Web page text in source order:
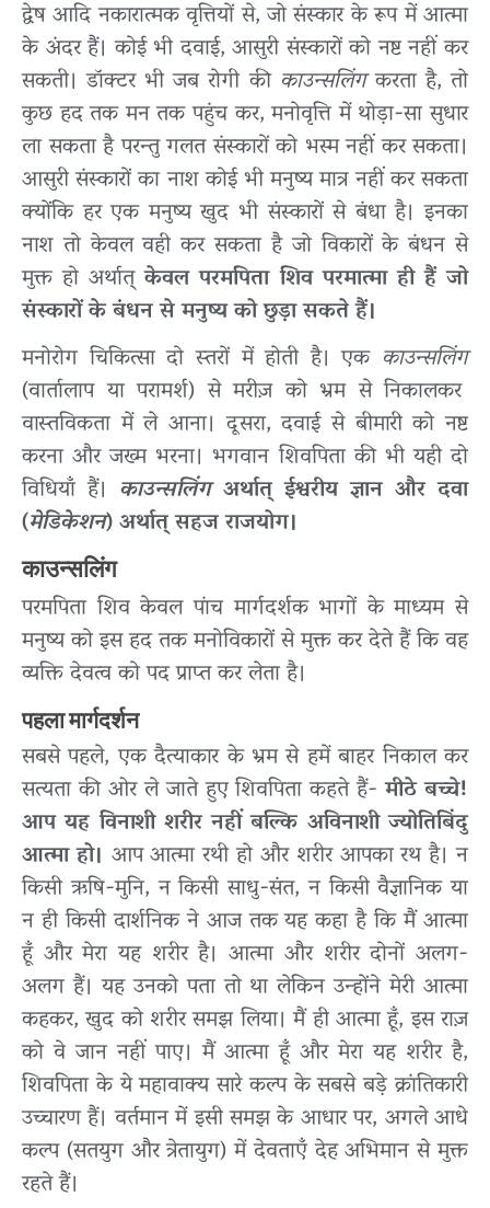
द्वेष आदि नकारात्मक वृत्तियों से, जो संस्कार के रूप में आत्मा
के अंदर हैं। कोई भी दवाई, आसुरी संस्कारों को नष्ट नहीं कर
सकती। डॉक्टर भी जब रोगी की काउन्सलिंगकरता है, तो
कुछ हद तक मन तक पहुंच कर, मनोवृत्ति में थोड़ा-सा सुधार
ला सकता है परन्तु गलत संस्कारों को भस्म नहीं कर सकता।
आसुरी संस्कारों का नाश कोई भी मनुष्य मात्र नहीं कर सकता
क्योंकि हर एक मनुष्य खुद भी संस्कारों से बंधा है। इनका
नाश तो केवल वही कर सकता है जो विकारों के बंधन से
मुक्त हो अर्थात्केवल परमपिता शिव परमात्मा ही हैं जो
संस्कारों के बंधन से मनुष्य को छुड़ा सकते हैं।
मनोरोग चिकित्सा दो स्तरों में होती है। एक काउन्सलिंग
(वार्तालाप या परामर्श) से मरीज़ को भ्रम से निकालकर
वास्तविकता में ले आना। दूसरा, दवाई से बीमारी को नष्ट
करना और जख्म भरना। भगवान शिवपिता की भी यही दो
विधियाँ हैं। काउन्सलिंगअर्थात् ईश्वरीय ज्ञान और दवा
(मेडिकेशन) अर्थात् सहज राजयोग।
काउन्सलिंग
परमपिता शिव केवल पांच मार्गदर्शक भागों के माध्यम से
मनुष्य को इस हद तक मनोविकारों से मुक्त कर देते हैं कि वह
व्यक्ति देवत्व को पद प्राप्त कर लेता है।
पहला मार्गदर्शन
सबसे पहले, एक दैत्याकार के भ्रम से हमें बाहर निकाल कर
सत्यता की ओर ले जाते हुए शिवपिता कहते हैं-मीठे बच्चे!
आप यह विनाशी शरीर नहीं बल्कि अविनाशी ज्योतिबिंदु
आत्मा हो। आप आत्मा रथी हो और शरीर आपका रथ है। न
किसी ऋषि-मुनि, न किसी साधु-संत, न किसी वैज्ञानिक या
न ही किसी दार्शनिक ने आज तक यह कहा है कि मैं आत्मा
हूँ और मेरा यह शरीर है। आत्मा और शरीर दोनों अलग-
अलग हैं। यह उनको पता तो था लेकिन उन्होंने मेरी आत्मा
कहकर, खुद को शरीर समझ लिया। मैं ही आत्मा हूँ, इस राज़
को वे जान नहीं पाए। मैं आत्मा हूँ और मेरा यह शरीर है,
शिवपिता के ये महावाक्य सारे कल्प के सबसे बड़े क्रांतिकारी
उच्चारण हैं। वर्तमान में इसी समझ के आधार पर, अगले आधे
कल्प (सतयुग और त्रेतायुग) में देवताएँ देह अभिमान से मुक्त
रहते हैं।